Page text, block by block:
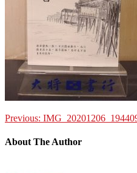
Previous:
About The Author